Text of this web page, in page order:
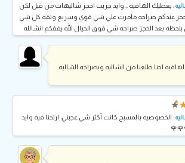
: يعطيك الهافيه .. وايد جربت احجز شاليهات من قبل لكن
عندكم صراحه مامرت علي شي قوي وسريع وثقه كل شي
بلحظه بعد الحجز صراحه شي فوق الخيال الله يفقكم انشالله
احنا طلعنا من الشاليه وبصراحه الشاليه
★
★
: الخصوصيه بالمسبح كانت أكثر شي عجبني، ارتحنا فيه وايد